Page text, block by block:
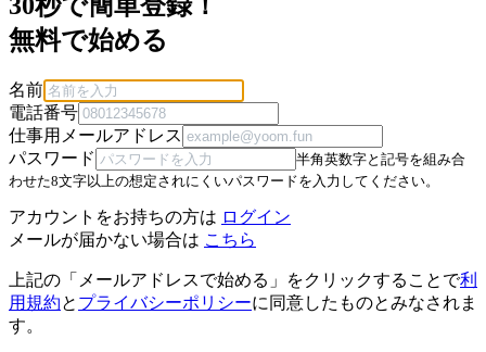
無料で始める
名前
電話番号
仕事用メールアドレス
パスワード
半角英数字と記号を組み合
わせた8文字以上の想定されにくいパスワードを入力してください。
アカウントをお持ちの方は ログイン
メールが届かない場合は こちら
上記の「メールアドレスで始める」をクリックすることで利
用規約と プライバシーポリシーに同意したものとみなされま
す。